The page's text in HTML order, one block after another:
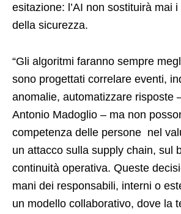
esitazione: l’AI non sostituirà mai
della sicurezza.
“Gli algoritmi faranno sempre
sono progettati correlare eventi,
anomalie, automatizzare risposte
Antonio Madoglio – ma non
competenza delle persone nel
un attacco sulla supply chain, sul
continuità operativa. Queste
mani dei responsabili, interni o
un modello collaborativo, dove la